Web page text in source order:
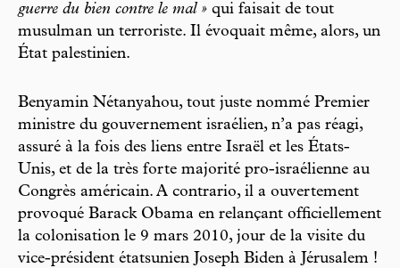
guerre du bien contre le mal » qui faisait de tout
musulman un terroriste. Il évoquait même, alors, un
État palestinien.
Benyamin Nétanyahou, tout juste nommé Premier
ministre du gouvernement israélien, n’a pas réagi,
assuré à la fois des liens entre Israël et les États-
Unis, et de la très forte majorité pro-israélienne au
Congrès américain. A contrario, il a ouvertement
provoqué Barack Obama en relançant officiellement
la colonisation le 9 mars 2010, jour de la visite du
vice-président étatsunien Joseph Biden à Jérusalem !